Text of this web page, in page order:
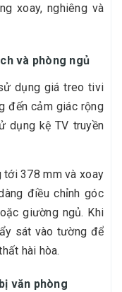
xoay, nghiêng và
và phòng ngủ
dụng giá treo tivi
đến cảm giác rộng
dụng kệ TV truyền
tới 378 mm và xoay
điều chỉnh góc
giường ngủ. Khi
sát vào tường để
hài hòa.
văn phòng